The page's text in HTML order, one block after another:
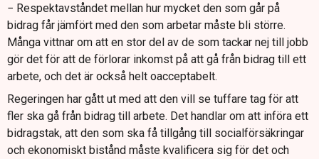
− Respektavståndet mellan hur mycket den som går på
bidrag får jämfört med den som arbetar måste bli större.
Många vittnar om att en stor del av de som tackar nej till jobb
gör det för att de förlorar inkomst på att gå från bidrag till ett
arbete, och det är också helt oacceptabelt.
Regeringen har gått ut med att den vill se tuffare tag för att
fler ska gå från bidrag till arbete. Det handlar om att införa ett
bidragstak, att den som ska få tillgång till socialförsäkringar
och ekonomiskt bistånd måste kvalificera sig för det och